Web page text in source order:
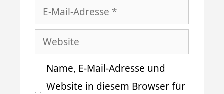
Mail-
Adresse
Website
Name, E-Mail-Adresse und
Website in diesem Browser für